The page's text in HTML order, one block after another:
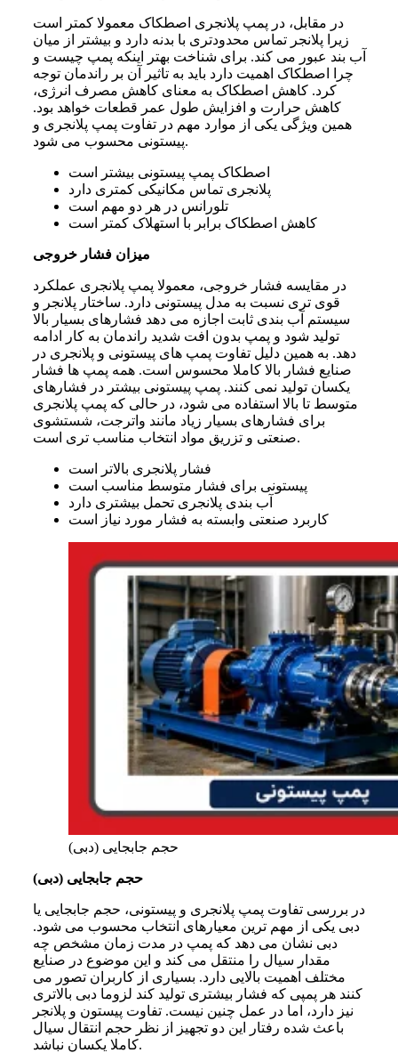
در مقابل، در پمپ پلانجری اصطکاک معمولا کمتر است
زیرا پلانجر تماس محدودتری با بدنه دارد و بیشتر از میان
آب بند عبور می کند. برای شناخت بهتر اینکه پمپ چیست و
چرا اصطکاک اهمیت دارد باید به تاثیر آن بر راندمان توجه
کرد. کاهش اصطکاک به معنای کاهش مصرف انرژی،
کاهش حرارت و افزایش طول عمر قطعات خواهد بود.
همین ویژگی یکی از موارد مهم در تفاوت پمپ پلانجری و
پیستونی محسوب می شود.
اصطکاک پمپ پیستونی بیشتر است
پلانجری تماس مکانیکی کمتری دارد
تلورانس در هر دو مهم است
کاهش اصطکاک برابر با استهلاک کمتر است
میزان فشار خروجی
در مقایسه فشار خروجی، معمولا پمپ پلانجری عملکرد
قوی تری نسبت به مدل پیستونی دارد. ساختار پلانجر و
سیستم آب بندی ثابت اجازه می دهد فشارهای بسیار بالا
تولید شود و پمپ بدون افت شدید راندمان به کار ادامه
دهد. به همین دلیل تفاوت پمپ های پیستونی و پلانجری در
صنایع فشار بالا کاملا محسوس است. همه پمپ ها فشار
یکسان تولید نمی کنند. پمپ پیستونی بیشتر در فشارهای
متوسط تا بالا استفاده می شود، در حالی که پمپ پلانجری
برای فشارهای بسیار زیاد مانند واترجت، شستشوی
صنعتی و تزریق مواد انتخاب مناسب تری است.
فشار پلانجری بالاتر است
پیستونی برای فشار متوسط مناسب است
آب بندی پلانجری تحمل بیشتری دارد
کاربرد صنعتی وابسته به فشار مورد نیاز است
حجم جابجایی (دبی)
حجم جابجایی (دبی)
در بررسی تفاوت پمپ پلانجری و پیستونی، حجم جابجایی یا
دبی یکی از مهم ترین معیارهای انتخاب محسوب می شود.
دبی نشان می دهد که پمپ در مدت زمان مشخص چه
مقدار سیال را منتقل می کند و این موضوع در صنایع
مختلف اهمیت بالایی دارد. بسیاری از کاربران تصور می
کنند هر پمپی که فشار بیشتری تولید کند لزوما دبی بالاتری
نیز دارد، اما در عمل چنین نیست. تفاوت پیستون و پلانجر
باعث شده رفتار این دو تجهیز از نظر حجم انتقال سیال
کاملا یکسان نباشد.